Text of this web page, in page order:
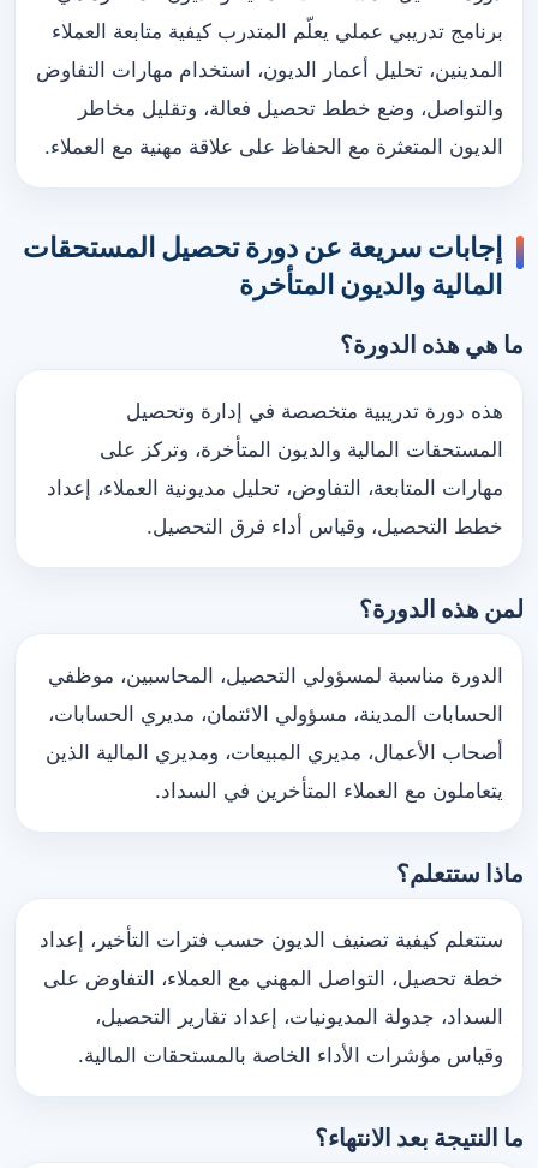
برنامج تدريبي عملي يعلّم المتدرب كيفية متابعة العملاء
المدينين، تحليل أعمار الديون، استخدام مهارات التفاوض
والتواصل، وضع خطط تحصيل فعالة، وتقليل مخاطر
الديون المتعثرة مع الحفاظ على علاقة مهنية مع العملاء.
إجابات سريعة عن دورة تحصيل المستحقات
المالية والديون المتأخرة
ما هي هذه الدورة؟
هذه دورة تدريبية متخصصة في إدارة وتحصيل
المستحقات المالية والديون المتأخرة، وتركز على
مهارات المتابعة، التفاوض، تحليل مديونية العملاء، إعداد
خطط التحصيل، وقياس أداء فرق التحصيل.
لمن هذه الدورة؟
الدورة مناسبة لمسؤولي التحصيل، المحاسبين، موظفي
الحسابات المدينة، مسؤولي الائتمان، مديري الحسابات،
أصحاب الأعمال، مديري المبيعات، ومديري المالية الذين
يتعاملون مع العملاء المتأخرين في السداد.
ماذا ستتعلم؟
ستتعلم كيفية تصنيف الديون حسب فترات التأخير، إعداد
خطة تحصيل، التواصل المهني مع العملاء، التفاوض على
السداد، جدولة المديونيات، إعداد تقارير التحصيل،
وقياس مؤشرات الأداء الخاصة بالمستحقات المالية.
ما النتيجة بعد الانتهاء؟